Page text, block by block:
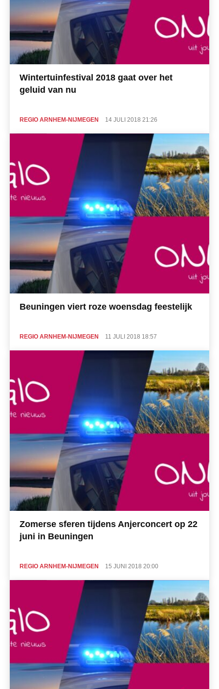
Wintertuinfestival 2018 gaat over het
geluid van nu
REGIO ARNHEM-NIJMEGEN 14 JULI 2018 21:26
Beuningen viert roze woensdag feestelijk
REGIO ARNHEM-NIJMEGEN 11 JULI 2018 18:57
Zomerse sferen tijdens Anjerconcert op 22
juni in Beuningen
REGIO ARNHEM-NIJMEGEN 15 JUNI 2018 20:00